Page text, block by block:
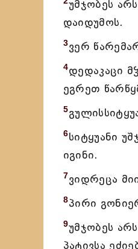
უმჯობეს
დაიდუმოს.
3ვერ
4დედაკაცი
ეგრეთ
5
6სიტყუანი
იგინი.
7ვიდრეცა
8პირი
9უმჯობეს
პატივსა